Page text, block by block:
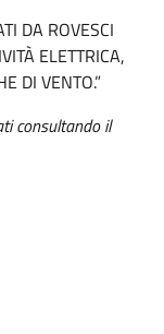
DA ROVESCI
ELETTRICA,
DI VENTO.”
consultando il